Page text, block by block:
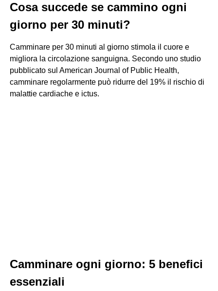
Cosa succede se cammino ogni
giorno per 30 minuti?
Camminare per 30 minuti al giorno stimola il cuore e
migliora la circolazione sanguigna. Secondo uno studio
pubblicato sul American Journal of Public Health,
camminare regolarmente può ridurre del 19% il rischio di
malattie cardiache e ictus.
Camminare ogni giorno: 5 benefici
essenziali